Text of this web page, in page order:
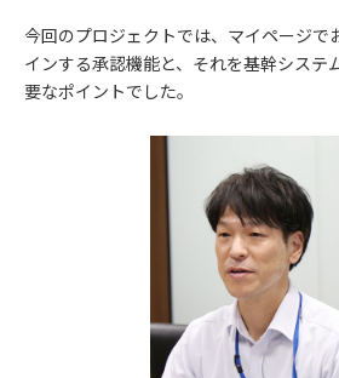
今回のプロジェクトでは、マイページで
インする承認機能と、それを基幹システ
要なポイントでした。